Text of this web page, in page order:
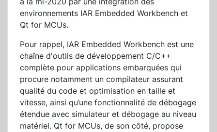
environnements IAR Embedded Workbench et
Qt for MCUs.
Pour rappel, IAR Embedded Workbench est une
chaîne d'outils de développement C/C++
complète pour applications embarquées qui
procure notamment un compilateur assurant
qualité du code et optimisation en taille et
vitesse, ainsi qu’une fonctionnalité de débogage
étendue avec simulateur et débogage au niveau
matériel. Qt for MCUs, de son côté, propose